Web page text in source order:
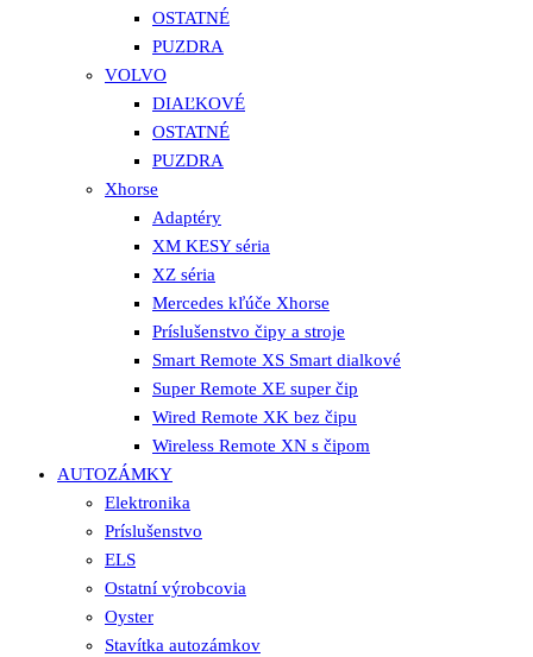
OSTATNÉ
PUZDRA
VOLVO
DIAĽKOVÉ
OSTATNÉ
PUZDRA
Xhorse
Adaptéry
XM KESY séria
XZ séria
Mercedes kľúče Xhorse
Príslušenstvo čipy a stroje
Smart Remote XS Smart dialkové
Super Remote XE super čip
Wired Remote XK bez čipu
Wireless Remote XN s čipom
AUTOZÁMKY
Elektronika
Príslušenstvo
ELS
Ostatní výrobcovia
Oyster
Stavítka autozámkov